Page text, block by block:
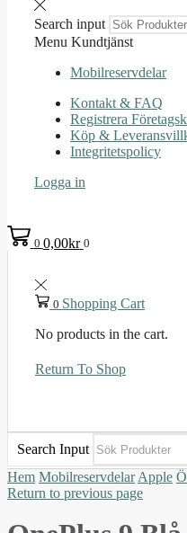
Search input
Menu Kundtjänst
Mobilreservdelar
Kontakt & FAQ
Registrera
Köp &
Integritetspolicy
Logga in
0 0,00kr 0
0 Shopping Cart
No products in the cart.
Return To Shop
Search Input
Hem Mobilreservdelar Apple
Return to previous page